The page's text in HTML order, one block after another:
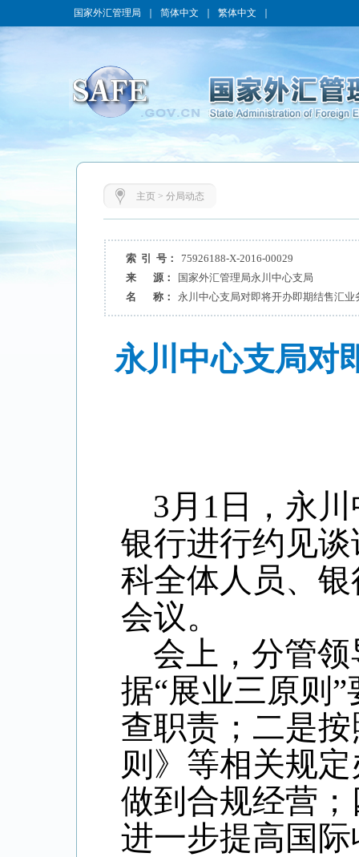
国家外汇管理局 简体中文 繁体中文
主页> 分局动态
索 引 号：
75926188-X-2016-00029
来 源：
国家外汇管理局永川中心支局
名 称：
永川中心支局对即将开办即期结售汇业
永川中心支局对
3月 1 日，永
银行进行约见
科全体人员、
会议。
会上， 分管
据“展业三原则”
查职责；二是
则》等相关规
做到合规经营
进一步提高国